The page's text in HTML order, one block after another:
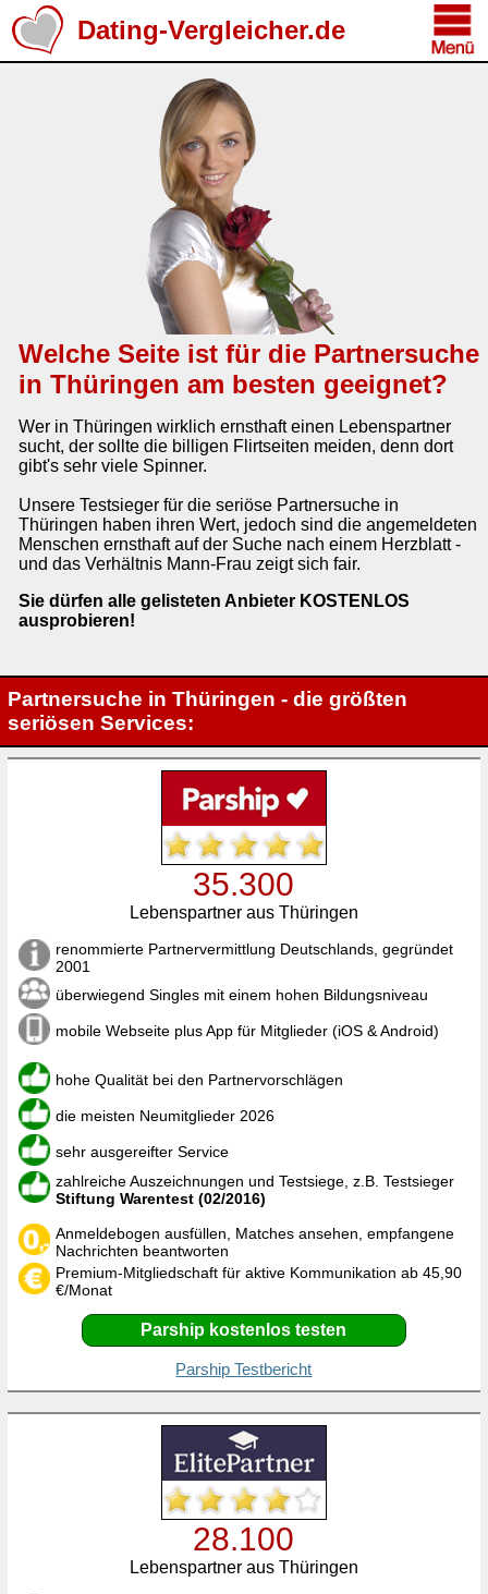
Dating-Vergleicher.de
Welche Seite ist für die Partnersuche
in Thüringen am besten geeignet?
Wer in Thüringen wirklich ernsthaft einen Lebenspartner
sucht, der sollte die billigen Flirtseiten meiden, denn dort
gibt's sehr viele Spinner.
Unsere Testsieger für die seriöse Partnersuche in
Thüringen haben ihren Wert, jedoch sind die angemeldeten
Menschen ernsthaft auf der Suche nach einem Herzblatt -
und das Verhältnis Mann-Frau zeigt sich fair.
Sie dürfen alle gelisteten Anbieter KOSTENLOS
ausprobieren!
Partnersuche in Thüringen - die größten
seriösen Services:
35.300
Lebenspartner aus Thüringen
renommierte Partnervermittlung Deutschlands, gegründet
2001
überwiegend Singles mit einem hohen Bildungsniveau
mobile Webseite plus App für Mitglieder (iOS & Android)
hohe Qualität bei den Partnervorschlägen
die meisten Neumitglieder 2026
sehr ausgereifter Service
zahlreiche Auszeichnungen und Testsiege, z.B. Testsieger
Stiftung Warentest (02/2016)
Anmeldebogen ausfüllen, Matches ansehen, empfangene
Nachrichten beantworten
Premium-Mitgliedschaft für aktive Kommunikation ab 45,90
€/Monat
Parship kostenlos testen
Parship Testbericht
28.100
Lebenspartner aus Thüringen